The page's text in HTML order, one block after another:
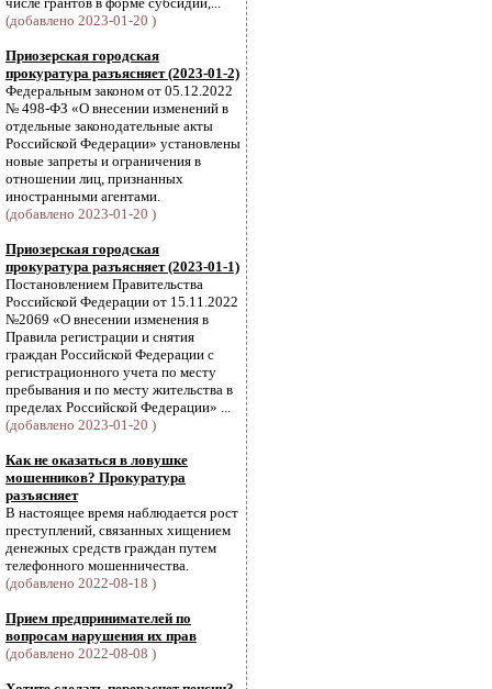
(добавлено 2023-01-20 )
Приозерская городская
прокуратура разъясняет (2023-01-2)
Федеральным законом от 05.12.2022
№ 498-ФЗ «О внесении изменений в
отдельные законодательные акты
Российской Федерации» установлены
новые запреты и ограничения в
отношении лиц, признанных
иностранными агентами.
(добавлено 2023-01-20 )
Приозерская городская
прокуратура разъясняет (2023-01-1)
Постановлением Правительства
Российской Федерации от 15.11.2022
№2069 «О внесении изменения в
Правила регистрации и снятия
граждан Российской Федерации с
регистрационного учета по месту
пребывания и по месту жительства в
пределах Российской Федерации» ...
(добавлено 2023-01-20 )
Как не оказаться в ловушке
мошенников? Прокуратура
разъясняет
В настоящее время наблюдается рост
преступлений, связанных хищением
денежных средств граждан путем
телефонного мошенничества.
(добавлено 2022-08-18 )
Прием предпринимателей по
вопросам нарушения их прав
(добавлено 2022-08-08 )